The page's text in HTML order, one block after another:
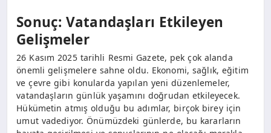
Sonuç: Vatandaşları Etkileyen
Gelişmeler
26 Kasım 2025 tarihli Resmi Gazete, pek çok alanda
önemli gelişmelere sahne oldu. Ekonomi, sağlık, eğitim
ve çevre gibi konularda yapılan yeni düzenlemeler,
vatandaşların günlük yaşamını doğrudan etkileyecek.
Hükümetin atmış olduğu bu adımlar, birçok birey için
umut vadediyor. Önümüzdeki günlerde, bu kararların